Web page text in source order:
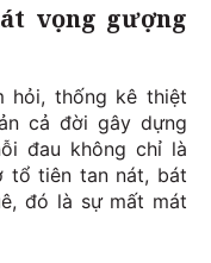
vọng gượng
hỏi, thống kê thiệt
cả đời gây dựng
đau không chỉ là
tổ tiên tan nát, bát
đó là sự mất mát